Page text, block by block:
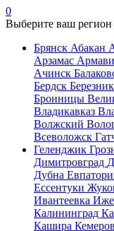
0
Выберите ваш регион
Брянск Абакан
Арзамас
Ачинск
Бердск
Бронницы
Владикавказ
Волжский
Всеволожск
Геленджик
Димитровград
Дубна
Ессентуки
Ивантеевка
Калининград
Кашира